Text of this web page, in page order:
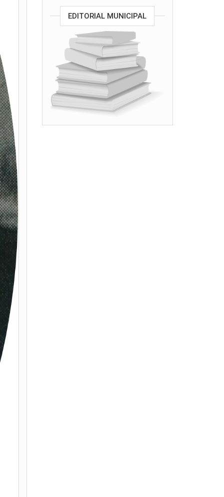
EDITORIAL MUNICIPAL